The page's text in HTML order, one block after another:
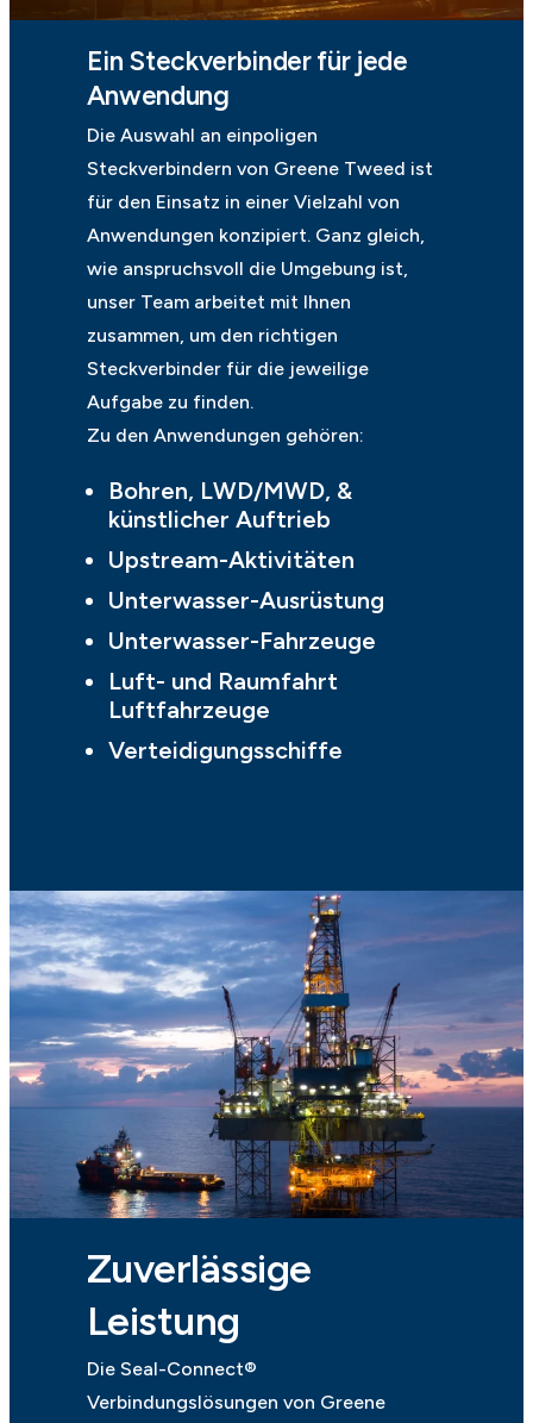
Ein Steckverbinder für jede
Anwendung
Die Auswahl an einpoligen
Steckverbindern von Greene Tweed ist
für den Einsatz in einer Vielzahl von
Anwendungen konzipiert. Ganz gleich,
wie anspruchsvoll die Umgebung ist,
unser Team arbeitet mit Ihnen
zusammen, um den richtigen
Steckverbinder für die jeweilige
Aufgabe zu finden.
Zu den Anwendungen gehören:
Bohren, LWD/MWD, &
künstlicher Auftrieb
Upstream-Aktivitäten
Unterwasser-Ausrüstung
Unterwasser-Fahrzeuge
Luft- und Raumfahrt
Luftfahrzeuge
Verteidigungsschiffe
Zuverlässige
Leistung
Die Seal-Connect®
Verbindungslösungen von Greene